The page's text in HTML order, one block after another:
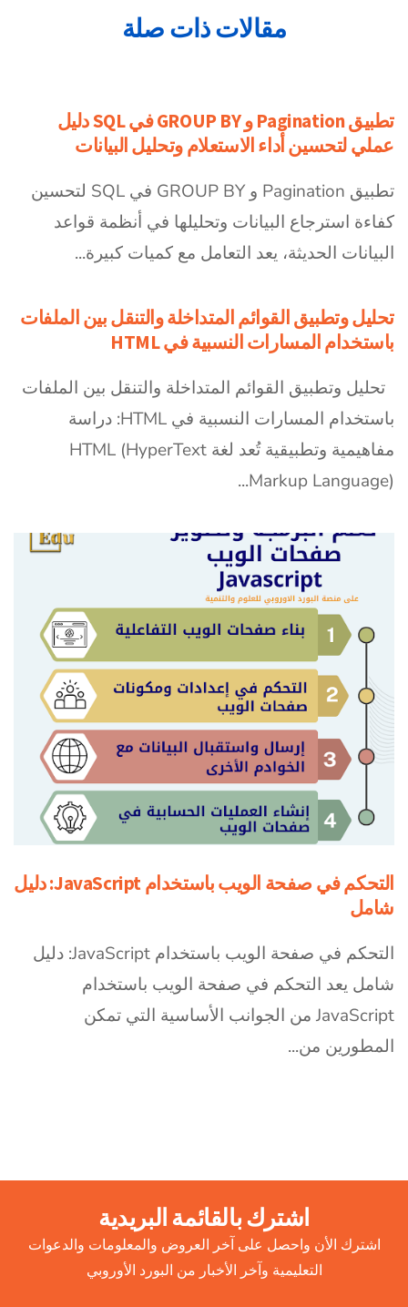
مقالات ذات صلة
تطبيق Pagination و GROUP BY في SQL دليل
عملي لتحسين أداء الاستعلام وتحليل البيانات
تطبيق Pagination و GROUP BY في SQL لتحسين
كفاءة استرجاع البيانات وتحليلها في أنظمة قواعد
البيانات الحديثة، يعد التعامل مع كميات كبيرة...
تحليل وتطبيق القوائم المتداخلة والتنقل بين الملفات
باستخدام المسارات النسبية في HTML
تحليل وتطبيق القوائم المتداخلة والتنقل بين الملفات
باستخدام المسارات النسبية في HTML: دراسة
مفاهيمية وتطبيقية تُعد لغة HTML (HyperText
Markup Language)...
التحكم في صفحة الويب باستخدام JavaScript: دليل
شامل
التحكم في صفحة الويب باستخدام JavaScript: دليل
شامل يعد التحكم في صفحة الويب باستخدام
JavaScript من الجوانب الأساسية التي تمكن
المطورين من...
اشترك بالقائمة البريدية
اشترك الأن واحصل على آخر العروض والمعلومات والدعوات
التعليمية وآخر الأخبار من البورد الأوروبي